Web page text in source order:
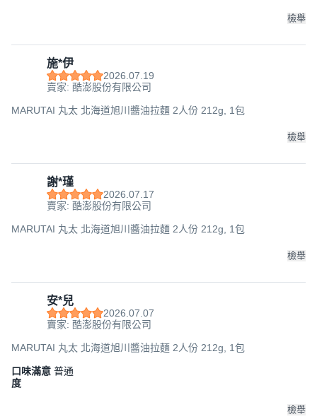
檢舉
施*伊
2026.07.19
賣家: 酷澎股份有限公司
MARUTAI 丸太 北海道旭川醬油拉麵 2人份 212g, 1包
檢舉
謝*瑾
2026.07.17
賣家: 酷澎股份有限公司
MARUTAI 丸太 北海道旭川醬油拉麵 2人份 212g, 1包
檢舉
安*兒
2026.07.07
賣家: 酷澎股份有限公司
MARUTAI 丸太 北海道旭川醬油拉麵 2人份 212g, 1包
口味滿意
度
普通
檢舉